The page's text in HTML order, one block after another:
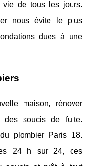
vie de tous les jours.
nous évite le plus
dues à une
maison, rénover
des soucis de fuite.
plombier Paris 18.
24 h sur 24, ces